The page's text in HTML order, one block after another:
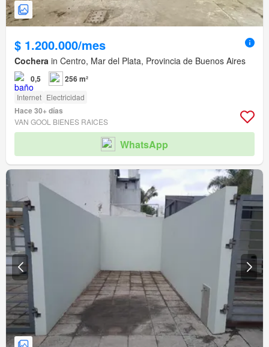
$ 1.200.000/mes
Cochera in Centro, Mar del Plata, Provincia de Buenos Aires
0,5 256 m²
Internet Electricidad
Hace 30+ días
VAN GOOL BIENES RAICES
WhatsApp